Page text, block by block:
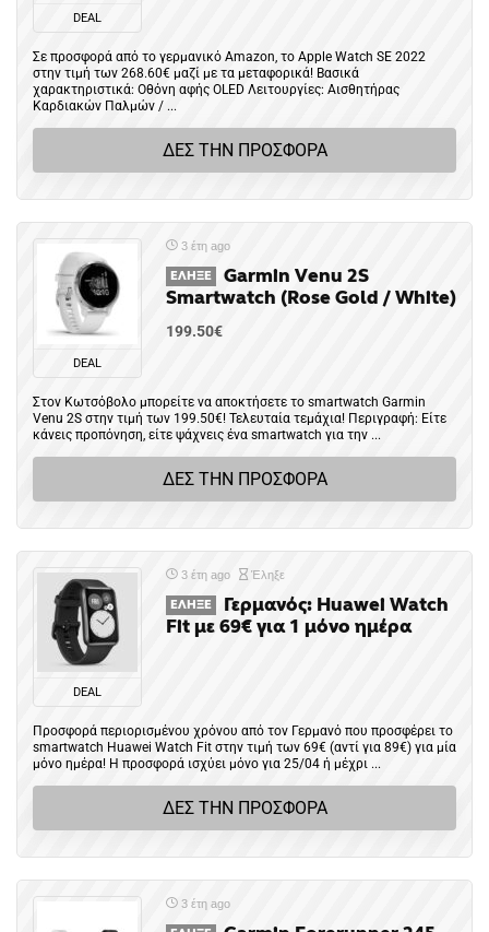
DEAL
Σε προσφορά από το γερμανικό Amazon, το Apple Watch SE 2022
στην τιμή των 268.60€ μαζί με τα μεταφορικά! Βασικά
χαρακτηριστικά: Οθόνη αφής OLED Λειτουργίες: Αισθητήρας
Καρδιακών Παλμών / ...
ΔΕΣ ΤΗΝ ΠΡΟΣΦΟΡΑ
DEAL
3 έτη ago
ΈΛΗΞΕ
Garmin Venu 2S
Smartwatch (Rose Gold / White)
199.50€
Στον Κωτσόβολο μπορείτε να αποκτήσετε το smartwatch Garmin
Venu 2S στην τιμή των 199.50€! Τελευταία τεμάχια! Περιγραφή: Είτε
κάνεις προπόνηση, είτε ψάχνεις ένα smartwatch για την ...
ΔΕΣ ΤΗΝ ΠΡΟΣΦΟΡΑ
DEAL
3 έτη ago Έληξε
ΈΛΗΞΕ
Γερμανός: Huawei Watch
Fit με 69€ για 1 μόνο ημέρα
Προσφορά περιορισμένου χρόνου από τον Γερμανό που προσφέρει το
smartwatch Huawei Watch Fit στην τιμή των 69€ (αντί για 89€) για μία
μόνο ημέρα! Η προσφορά ισχύει μόνο για 25/04 ή μέχρι ...
ΔΕΣ ΤΗΝ ΠΡΟΣΦΟΡΑ
3 έτη ago